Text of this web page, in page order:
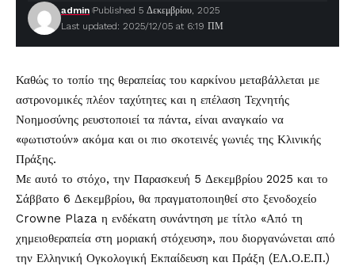
Last updated: 2025/12/05 at 6:19 ΠΜ
admin Published 5 Δεκεμβρίου, 2025
Καθώς το τοπίο της θεραπείας του καρκίνου μεταβάλλεται με
αστρονομικές πλέον ταχύτητες και η επέλαση Τεχνητής
Νοημοσύνης ρευστοποιεί τα πάντα, είναι αναγκαίο να
«φωτιστούν» ακόμα και οι πιο σκοτεινές γωνιές της Κλινικής
Πράξης.
Με αυτό το στόχο, την Παρασκευή 5 Δεκεμβρίου 2025 και το
Σάββατο 6 Δεκεμβρίου, θα πραγματοποιηθεί στο ξενοδοχείο
Crowne Plaza η ενδέκατη συνάντηση με τίτλο «Από τη
χημειοθεραπεία στη μοριακή στόχευση», που διοργανώνεται από
την Ελληνική Ογκολογική Εκπαίδευση και Πράξη (ΕΛ.Ο.Ε.Π.)